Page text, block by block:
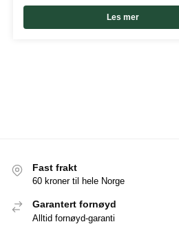
Les mer
Fast frakt
60 kroner til hele Norge
Garantert fornøyd
Alltid fornøyd-garanti